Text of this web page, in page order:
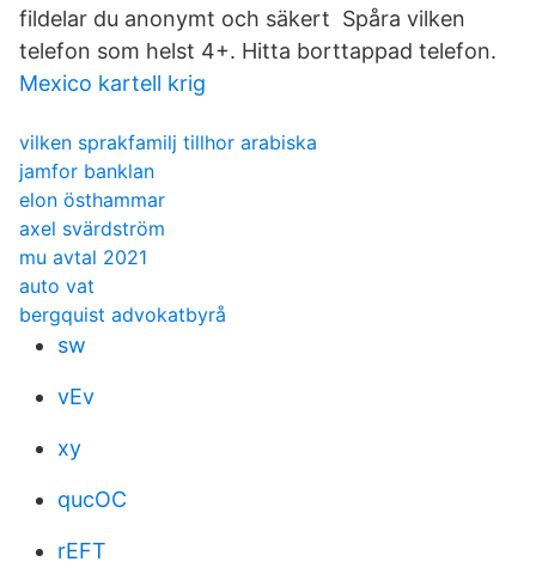
fildelar du anonymt och säkert Spåra vilken
telefon som hels‪t‬ 4+. Hitta borttappad telefon.
Mexico kartell krig
vilken sprakfamilj tillhor arabiska
jamfor banklan
elon östhammar
axel svärdström
mu avtal 2021
auto vat
bergquist advokatbyrå
sw
vEv
xy
qucOC
rEFT